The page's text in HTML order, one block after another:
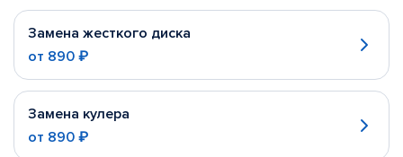
Замена жесткого диска
от 890 ₽
Замена кулера
от 890 ₽